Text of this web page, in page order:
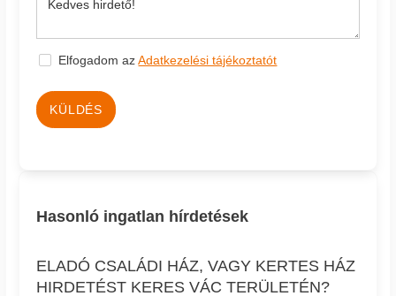
Elfogadom azAdatkezelési tájékoztatót
KÜLDÉS
Hasonló ingatlan hírdetések
ELADÓ CSALÁDI HÁZ, VAGY KERTES HÁZ
HIRDETÉST KERES VÁC TERÜLETÉN?